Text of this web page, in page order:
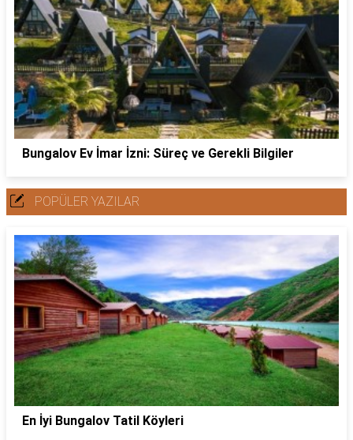
Bungalov Ev İmar İzni: Süreç ve Gerekli Bilgiler
POPÜLER YAZILAR
En İyi Bungalov Tatil Köyleri